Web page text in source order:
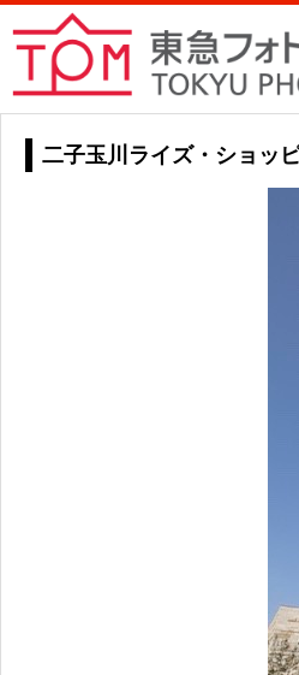
二子玉川ライズ・ショッ